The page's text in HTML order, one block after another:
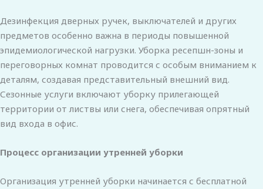
Дезинфекция дверных ручек, выключателей и других
предметов особенно важна в периоды повышенной
эпидемиологической нагрузки. Уборка ресепшн-зоны и
переговорных комнат проводится с особым вниманием к
деталям, создавая представительный внешний вид.
Сезонные услуги включают уборку прилегающей
территории от листвы или снега, обеспечивая опрятный
вид входа в офис.
Процесс организации утренней уборки
Организация утренней уборки начинается с бесплатной